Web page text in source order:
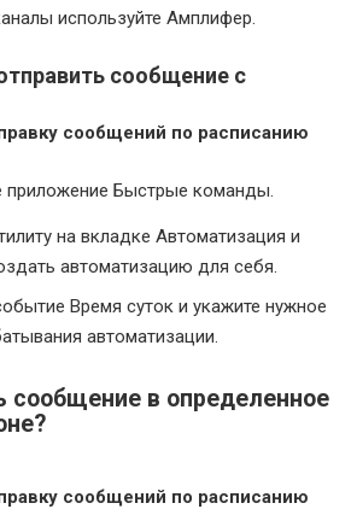
используйте Амплифер.
сообщение с
сообщений по расписанию
приложение Быстрые команды.
на вкладке Автоматизация и
автоматизацию для себя.
Время суток и укажите нужное
автоматизации.
сообщение в определенное
сообщений по расписанию